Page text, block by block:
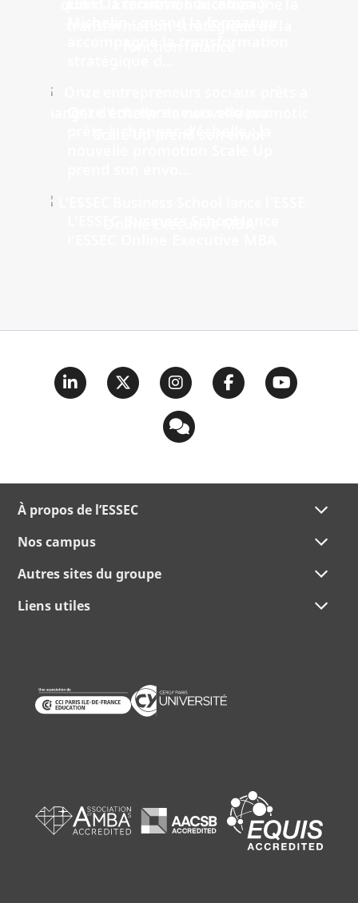
À propos de l’ESSEC
Nos campus
Autres sites du groupe
Liens utiles